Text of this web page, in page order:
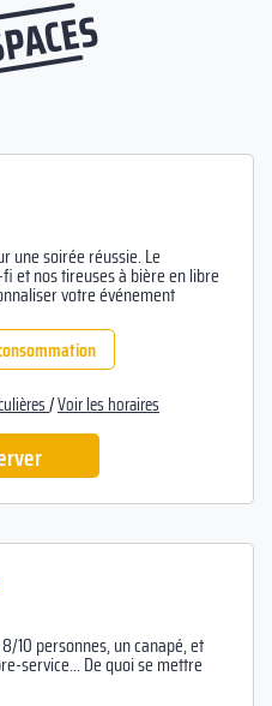
une soirée réussie. Le
et nos tireuses à bière en libre
votre événement
/Voir les horaires
10 personnes, un canapé, et
service... De quoi se mettre